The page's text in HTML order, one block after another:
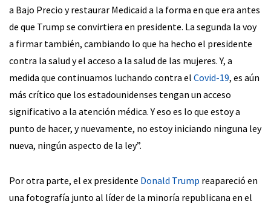
a Bajo Precio y restaurar Medicaid a la forma en que era antes
de que Trump se convirtiera en presidente. La segunda la voy
a firmar también, cambiando lo que ha hecho el presidente
contra la salud y el acceso a la salud de las mujeres. Y, a
medida que continuamos luchando contra el Covid-19, es aún
más crítico que los estadounidenses tengan un acceso
significativo a la atención médica. Y eso es lo que estoy a
punto de hacer, y nuevamente, no estoy iniciando ninguna ley
nueva, ningún aspecto de la ley”.
Por otra parte, el ex presidente Donald Trump reapareció en
una fotografía junto al líder de la minoría republicana en el